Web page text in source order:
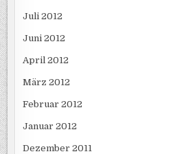
Juli 2012
Juni 2012
April 2012
März 2012
Februar 2012
Januar 2012
Dezember 2011